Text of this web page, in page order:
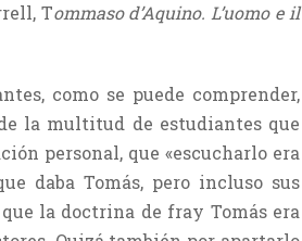
Tommaso d’Aquino. L’uomo e il
como se puede comprender,
la multitud de estudiantes que
personal, que «escucharlo era
daba Tomás, pero incluso sus
la doctrina de fray Tomás era